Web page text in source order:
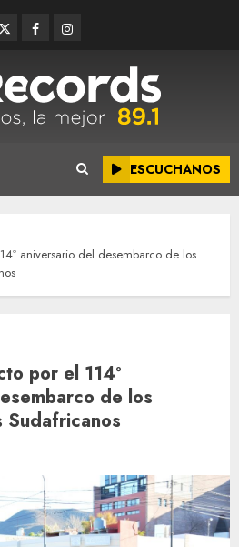
TwitterFacebookInstagram
ESCUCHANOS
aniversario del desembarco de los
por el 114º
de los
Sudafricanos